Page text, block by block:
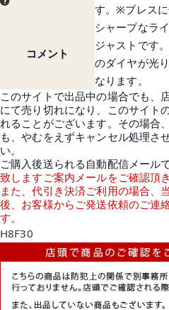
す。※ブレスに
コメント
シャープなラ
ジャストです
のダイヤが光
なります。
このサイトで出品中の場合でも、
にて売り切れになり、このサイ
れることがございます。その場合
も、やむをえずキャンセル処理さ
い。
ご購入後送られる自動配信メール
致しますご案内メールをご確認頂
また、代引き決済ご利用の場合、
後、お客様からご発送依頼のご連
す。
H8F30